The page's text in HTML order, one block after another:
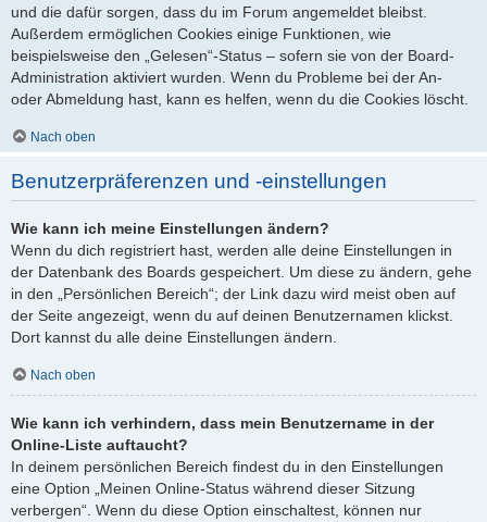
und die dafür sorgen, dass du im Forum angemeldet bleibst.
Außerdem ermöglichen Cookies einige Funktionen, wie
beispielsweise den „Gelesen“-Status – sofern sie von der Board-
Administration aktiviert wurden. Wenn du Probleme bei der An-
oder Abmeldung hast, kann es helfen, wenn du die Cookies löscht.
Nach oben
Benutzerpräferenzen und -einstellungen
Wie kann ich meine Einstellungen ändern?
Wenn du dich registriert hast, werden alle deine Einstellungen in
der Datenbank des Boards gespeichert. Um diese zu ändern, gehe
in den „Persönlichen Bereich“; der Link dazu wird meist oben auf
der Seite angezeigt, wenn du auf deinen Benutzernamen klickst.
Dort kannst du alle deine Einstellungen ändern.
Nach oben
Wie kann ich verhindern, dass mein Benutzername in der
Online-Liste auftaucht?
In deinem persönlichen Bereich findest du in den Einstellungen
eine Option „Meinen Online-Status während dieser Sitzung
verbergen“. Wenn du diese Option einschaltest, können nur